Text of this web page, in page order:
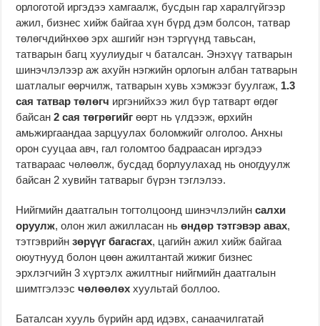
орлоготой иргэдээ хамгаалж, бусдын гар харалгүйгээр
ажил, бизнес хийж байгаа хүн бүрд дэм болсон, татвар
төлөгчдийнхөө эрх ашгийг нэн тэргүүнд тавьсан,
татварын багц хуулиудыг ч баталсан. Энэхүү татварын
шинэчлэлээр аж ахуйн нэгжийн орлогын албан татварын
шатлалыг өөрчилж, татварын хувь хэмжээг буулгаж, 1.3
сая татвар төлөгч иргэнийхээ жил бүр татварт өгдөг
байсан2 сая төгрөгийг өөрт нь үлдээж, өрхийн
амьжиргаандаа зарцуулах боломжийг олголоо. Анхны
орон сууцаа авч, гал голомтоо бадраасан иргэдээ
татвараас чөлөөлж, бусдад борлуулахад нь оногдуулж
байсан 2 хувийн татварыг бүрэн тэглэлээ.
Нийгмийн даатгалын тогтолцоонд шинэчлэлийнсалхи
оруулж, олон жил ажилласан ньөндөр тэтгэвэр авах,
тэтгэврийнзөрүүг багасгах, цагийн ажил хийж байгаа
оюутнууд болон цөөн ажилтантай жижиг бизнес
эрхлэгчийн 3 хүртэлх ажилтныг нийгмийн даатгалын
шимтгэлээсчөлөөлөх хуультай боллоо.
Баталсан хууль бүрийн ард идэвх, санаачилгатай